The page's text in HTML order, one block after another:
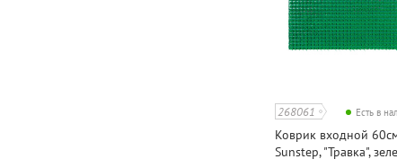
268061 Есть в
Коврик входной
Sunstep, "Травка",